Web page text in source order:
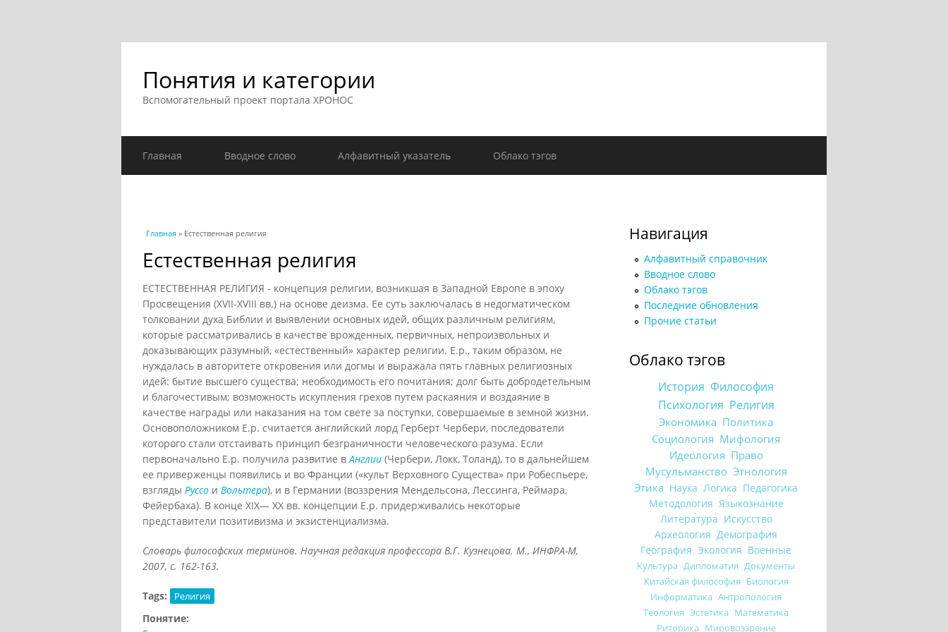
Понятия и категории
Вспомогательный проект портала ХРОНОС
Главная Вводное слово Алфавитный указатель Облако тэгов
Вы здесь
Главная » Естественная религия
Естественная религия
ЕСТЕСТВЕННАЯ РЕЛИГИЯ - концепция религии, возникшая в Западной Европе в эпоху
Просвещения (XVII-XVIII вв.) на основе деизма. Ее суть заключалась в недогматическом
толковании духа Библии и выявлении основных идей, общих различным религиям,
которые рассматривались в качестве врожденных, первичных, непроизвольных и
доказывающих разумный, «естественный» характер религии. Е.р., таким образом, не
нуждалась в авторитете откровения или догмы и выражала пять главных религиозных
идей: бытие высшего существа; необходимость его почитания; долг быть добродетельным
и благочестивым; возможность искупления грехов путем раскаяния и воздаяние в
качестве награды или наказания на том свете за поступки, совершаемые в земной жизни.
Основоположником Е.р. считается английский лорд Герберт Чербери, последователи
которого стали отстаивать принцип безграничности человеческого разума. Если
первоначально Е.р. получила развитие вАнглии (Чербери, Локк, Толанд), то в дальнейшем
ее приверженцы появились и во Франции («культ Верховного Существа» при Робеспьере,
взгляды Руссо и Вольтера), и в Германии (воззрения Мендельсона, Лессинга, Реймара,
Фейербаха). В конце XIX— XX вв. концепции Е.р. придерживались некоторые
представители позитивизма и экзистенциализма.
Словарь философских терминов. Научная редакция профессора В.Г. Кузнецова. М., ИНФРА-М,
2007, с. 162-163.
Tags: Религия
Понятие:
Навигация
Алфавитный справочник
Вводное слово
Облако тэгов
Последние обновления
Прочие статьи
Облако тэгов
История Философия
Психология Религия
Экономика Политика
Социология Мифология
Идеология Право
Мусульманство Этнология
Этика Наука Логика Педагогика
Методология Языкознание
Литература Искусство
Археология Демография
География Экология Военные
Культура Дипломатия Документы
Китайская философия Биология
Информатика Антропология
Теология Эстетика Математика
Риторика Мировоззрение